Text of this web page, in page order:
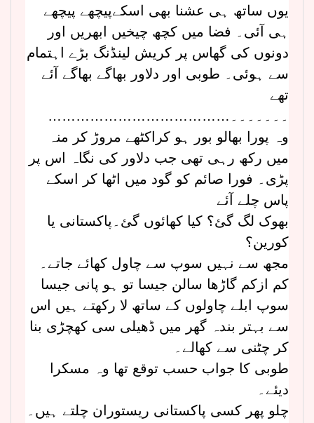
یوں ساتھ ہی عشنا بھی اسکےپیچھے پیچھے
ہی آئی۔ فضا میں کچھ چیخیں ابھریں اور
دونوں کی گھاس پر کریش لینڈنگ بڑے اہتمام
سے ہوئی۔ طوبی اور دلاور بھاگے بھاگے آئے
تھے
…………………………………۔۔۔۔۔۔۔
وہ پورا بھالو بور ہو کراکٹھے مروڑ کر منہ
میں رکھ رہی تھی جب دلاور کی نگاہ اس پر
پڑی۔ فورا صائم کو گود میں اٹھا کر اسکے
پاس چلے آئے
بھوک لگ گئ؟ کیا کھائوں گئ۔پاکستانی یا
کورین؟
مجھ سے نہیں سوپ سے چاول کھائے جاتے۔
کم ازکم گاڑھا سالن جیسا تو ہو پانی جیسا
سوپ ابلے چاولوں کے ساتھ لا رکھتے ہیں اس
سے بہتر بندہ گھر میں ڈھیلی سی کھچڑی بنا
کر چٹنی سے کھالے۔
طوبی کا جواب حسب توقع تھا وہ مسکرا
دیئے۔
چلو پھر کسی پاکستانی ریستوران چلتے ہیں۔